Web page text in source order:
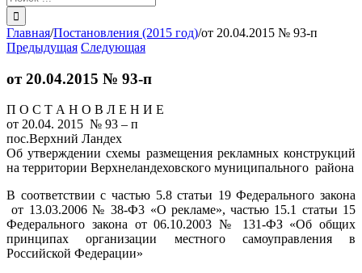
поиска:
Главная/Постановления (2015 год)/от 20.04.2015 № 93-п
Предыдущая Следующая
от 20.04.2015 № 93-п
П О С Т А Н О В Л Е Н И Е
от 20.04. 2015 № 93 – п
пос.Верхний Ландех
Об утверждении схемы размещения рекламных конструкций
на территории Верхнеландеховского муниципального района
В соответствии с частью 5.8 статьи 19 Федерального закона
от 13.03.2006 № 38-Ф3 «О рекламе», частью 15.1 статьи 15
Федерального закона от 06.10.2003 № 131-ФЗ «Об общих
принципах организации местного самоуправления в
Российской Федерации»